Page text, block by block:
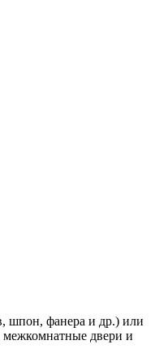
шпон, фанера и др.) или
межкомнатные двери и